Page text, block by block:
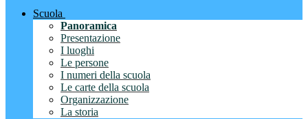
Scuola
Panoramica
Presentazione
I luoghi
Le persone
I numeri della scuola
Le carte della scuola
Organizzazione
La storia